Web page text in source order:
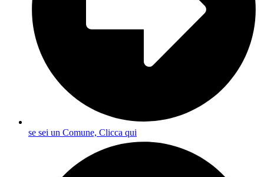
se sei un Comune, Clicca qui